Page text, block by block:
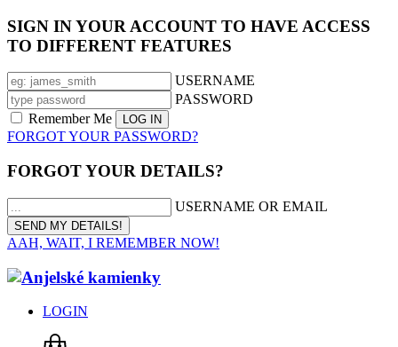
SIGN IN YOUR ACCOUNT TO HAVE ACCESS
TO DIFFERENT FEATURES
USERNAME
PASSWORD
Remember Me
FORGOT YOUR PASSWORD?
FORGOT YOUR DETAILS?
USERNAME OR EMAIL
AAH, WAIT, I REMEMBER NOW!
LOGIN